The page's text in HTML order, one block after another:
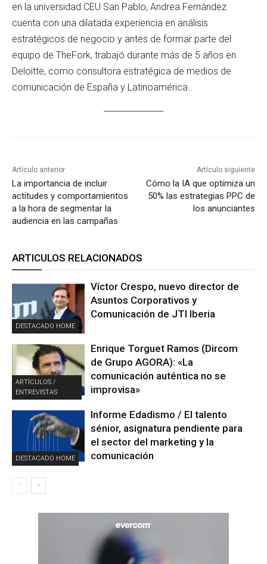
en la universidad CEU San Pablo, Andrea Fernández
cuenta con una dilatada experiencia en análisis
estratégicos de negocio y antes de formar parte del
equipo de TheFork, trabajó durante más de 5 años en
Deloitte, como consultora estratégica de medios de
comunicación de España y Latinoamérica..
Artículo anterior
La importancia de incluir
actitudes y comportamientos
a la hora de segmentar la
audiencia en las campañas
Artículo siguiente
Cómo la IA que optimiza un
50% las estrategias PPC de
los anunciantes
ARTICULOS RELACIONADOS
DESTACADO HOME
Víctor Crespo, nuevo director de
Asuntos Corporativos y
Comunicación de JTI Iberia
ARTÍCULOS /
ENTREVISTAS
Enrique Torguet Ramos (Dircom
de Grupo AGORA): «La
comunicación auténtica no se
improvisa»
DESTACADO HOME
Informe Edadismo / El talento
sénior, asignatura pendiente para
el sector del marketing y la
comunicación